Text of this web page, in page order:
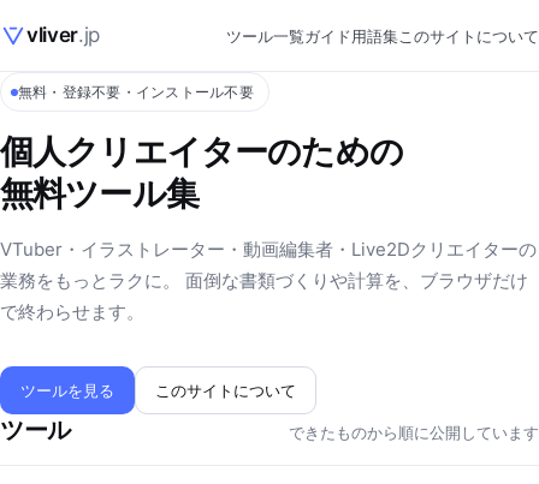
vliver.jp ツール一覧ガイド用語集このサイトについて
無料・登録不要・インストール不要
個人クリエイターのための
無料ツール集
VTuber・イラストレーター・動画編集者・Live2Dクリエイターの
業務をもっとラクに。 面倒な書類づくりや計算を、ブラウザだけ
で終わらせます。
ツールを見る このサイトについて
ツール できたものから順に公開しています